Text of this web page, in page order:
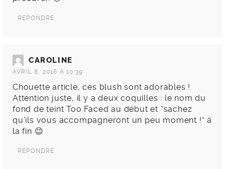
RÉPONDRE
CAROLINE
AVRIL 8, 2016 À 10:39
Chouette article, ces blush sont adorables !
Attention juste, il y a deux coquilles : le nom du
fond de teint Too Faced au début et “sachez
qu’ils vous accompagneront un peu moment !” à
la fin 😉
RÉPONDRE